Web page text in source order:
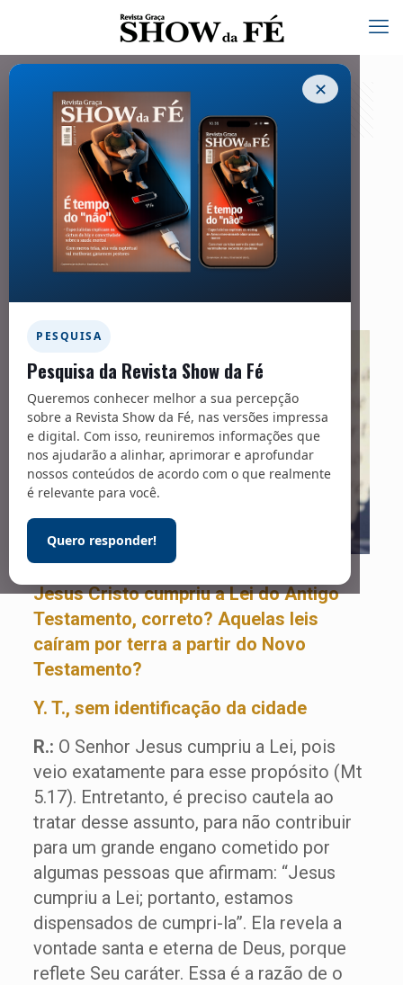
✕
PESQUISA
Pesquisa da Revista Show da Fé
Queremos conhecer melhor a sua percepção
sobre a Revista Show da Fé, nas versões impressa
e digital. Com isso, reuniremos informações que
nos ajudarão a alinhar, aprimorar e aprofundar
nossos conteúdos de acordo com o que realmente
é relevante para você.
Quero responder!
Minha Resposta – 319
07/02/2026
Facebook Twitter
Messenger
Jesus Cristo cumpriu a Lei do Antigo
Testamento, correto? Aquelas leis
caíram por terra a partir do Novo
Testamento?
Y. T., sem identificação da cidade
R.: O Senhor Jesus cumpriu a Lei, pois
veio exatamente para esse propósito (Mt
5.17). Entretanto, é preciso cautela ao
tratar desse assunto, para não contribuir
para um grande engano cometido por
algumas pessoas que afirmam: “Jesus
cumpriu a Lei; portanto, estamos
dispensados de cumpri-la”. Ela revela a
vontade santa e eterna de Deus, porque
reflete Seu caráter. Essa é a razão de o